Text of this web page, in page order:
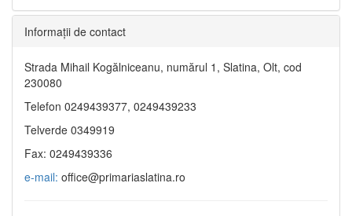
Informaţii de contact
Strada Mihail Kogălniceanu, numărul 1, Slatina, Olt, cod
230080
Telefon 0249439377, 0249439233
Telverde 0349919
Fax: 0249439336
e-mail: office@primariaslatina.ro